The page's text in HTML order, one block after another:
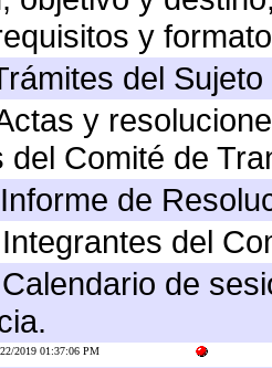
y
del
y
del Comité de
de
del
de
2019 01:37:06 PM